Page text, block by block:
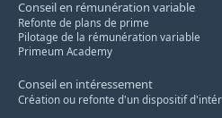
Conseil en rémunération variable
Refonte de plans de prime
Pilotage de la rémunération variable
Primeum Academy
Conseil en intéressement
Création ou refonte d'un dispositif